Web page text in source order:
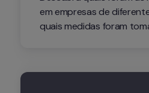
em empresas de
quais medidas foram